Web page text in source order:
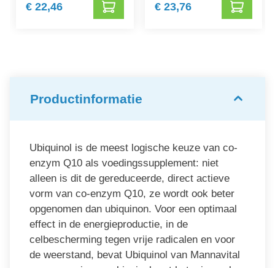
€ 22,46 € 23,76
Productinformatie
Ubiquinol is de meest logische keuze van co-
enzym Q10 als voedingssupplement: niet
alleen is dit de gereduceerde, direct actieve
vorm van co-enzym Q10, ze wordt ook beter
opgenomen dan ubiquinon. Voor een optimaal
effect in de energieproductie, in de
celbescherming tegen vrije radicalen en voor
de weerstand, bevat Ubiquinol van Mannavital